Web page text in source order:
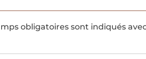
obligatoires sont indiqués